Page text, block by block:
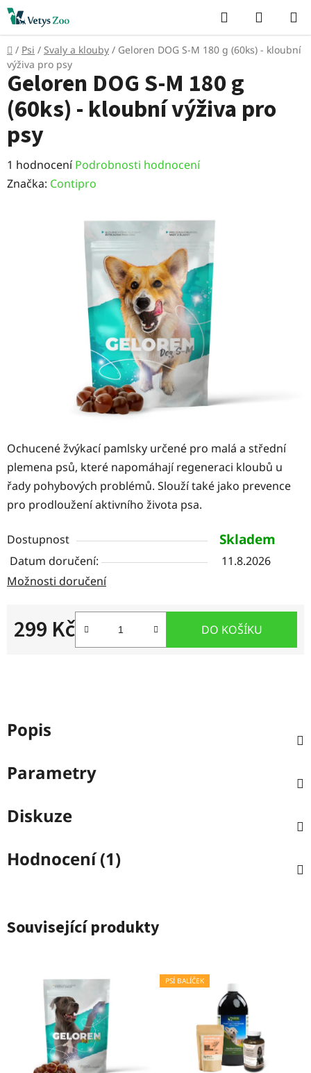
Přejít
na
obsah
Hledat
KOŠÍK
Domů
/ Psi / Svaly a klouby / Geloren DOG S-M 180 g (60ks) - kloubní
výživa pro psy
Ochucené žvýkací pamlsky určené pro malá a střední
plemena psů, které napomáhají regeneraci kloubů u
řady pohybových problémů. Slouží také jako prevence
pro prodloužení aktivního života psa.
Dostupnost Skladem
11.8.2026
Možnosti doručení
299 Kč
Měrná cena:
DO KOŠÍKU
Geloren DOG S-M 180 g
(60ks) - kloubní výživa pro
psy
Průměrné
hodnocení
1 hodnocení Podrobnosti hodnocení
Značka: Contipro
Popis
Parametry
Diskuze
Hodnocení (1)
Související produkty
PSÍ BALÍČEK